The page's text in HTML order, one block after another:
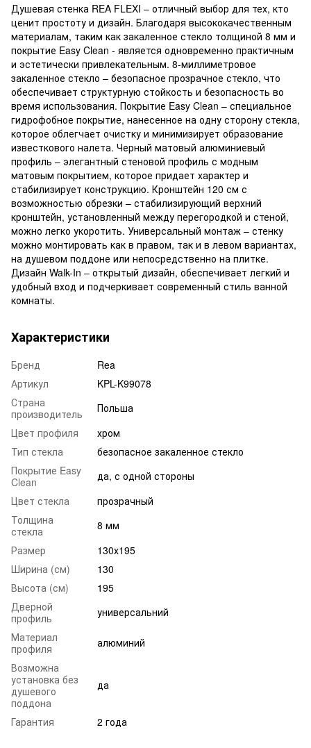
Душевая стенка REA FLEXI – отличный выбор для тех, кто
ценит простоту и дизайн. Благодаря высококачественным
материалам, таким как закаленное стекло толщиной 8 мм и
покрытие Easy Clean - является одновременно практичным
и эстетически привлекательным. 8-миллиметровое
закаленное стекло – безопасное прозрачное стекло, что
обеспечивает структурную стойкость и безопасность во
время использования. Покрытие Easy Clean – специальное
гидрофобное покрытие, нанесенное на одну сторону стекла,
которое облегчает очистку и минимизирует образование
известкового налета. Черный матовый алюминиевый
профиль – элегантный стеновой профиль с модным
матовым покрытием, которое придает характер и
стабилизирует конструкцию. Кронштейн 120 см с
возможностью обрезки – стабилизирующий верхний
кронштейн, установленный между перегородкой и стеной,
можно легко укоротить. Универсальный монтаж – стенку
можно монтировать как в правом, так и в левом вариантах,
на душевом поддоне или непосредственно на плитке.
Дизайн Walk-In – открытый дизайн, обеспечивает легкий и
удобный вход и подчеркивает современный стиль ванной
комнаты.
Характеристики
Бренд
Rea
Артикул
KPL-K99078
Страна
производитель
Польша
Цвет профиля
хром
Тип стекла
безопасное закаленное стекло
Покрытие Easy
Clean
да, с одной стороны
Цвет стекла
прозрачный
Толщина
стекла
8 мм
Размер
130х195
Ширина (см)
130
Высота (см)
195
Дверной
профиль
универсальний
Материал
профиля
алюминий
Возможна
установка без
душевого
поддона
да
Гарантия 2 года